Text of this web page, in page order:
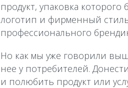
продукт, упаковка
логотип и фирменный
профессионального
Но как мы уже говорили
нее у потребителей.
и полюбить продукт или